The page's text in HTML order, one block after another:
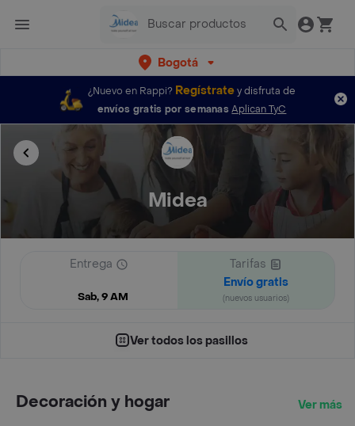
Bogotá
¿Nuevo en Rappi? Regístratey disfruta de
envíos gratis por semanas Aplican TyC
Midea
Entrega
Sab, 9 AM
Tarifas
Envío gratis
(nuevos usuarios)
Ver todos los pasillos
Decoración y hogar Ver más